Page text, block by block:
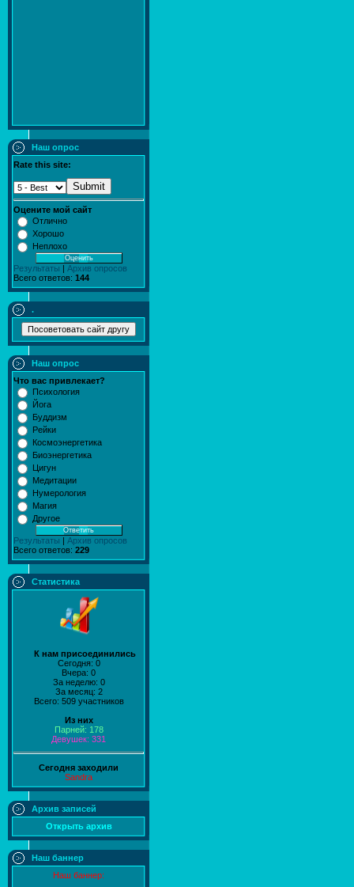
Наш опрос
Rate this site:
Submit
Оцените мой сайт
Отлично
Хорошо
Неплохо
Результаты
Архив опросов
Всего ответов: 144
.
Наш опрос
Что вас привлекает?
Психология
Йога
Буддизм
Рейки
Космоэнергетика
Биоэнергетика
Цигун
Медитации
Нумерология
Магия
Другое
Результаты | Архив опросов
Всего ответов: 229
Статистика
К нам присоединились
Сегодня: 0
Вчера: 0
За неделю: 0
За месяц: 2
Всего: 509 участников
Из них
Парней: 178
Девушек: 331
Сегодня заходили
Sandra
Архив записей
Открыть архив
Наш баннер
Наш баннер: